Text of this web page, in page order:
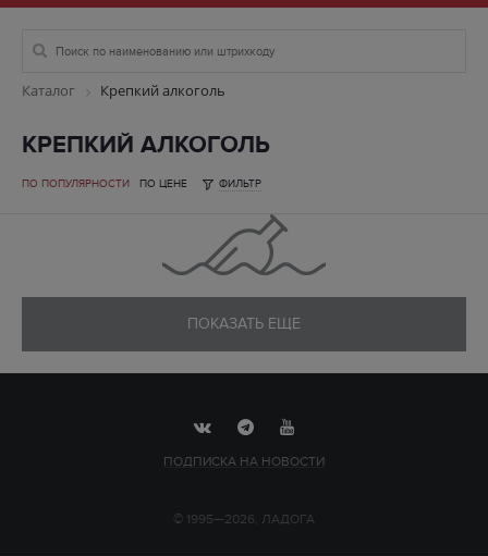
Каталог Крепкий алкоголь
КРЕПКИЙ АЛКОГОЛЬ
ПО ПОПУЛЯРНОСТИ ПО ЦЕНЕ ФИЛЬТР
ПОКАЗАТЬ ЕЩЕ
ПОДПИСКА НА НОВОСТИ
© 1995—2026, ЛАДОГА